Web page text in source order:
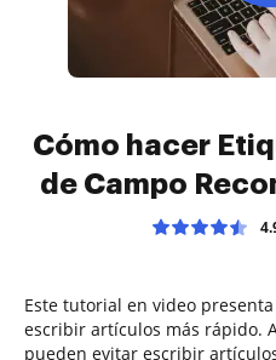
Cómo hacer
de Campo
Este tutorial en video
escribir artículos más rápido.
pueden evitar escribir